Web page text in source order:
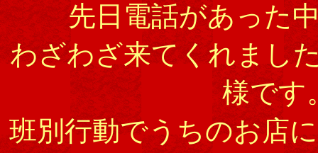
先日電話があった
わざわざ来てくれまし
様です
班別行動でうちのお店